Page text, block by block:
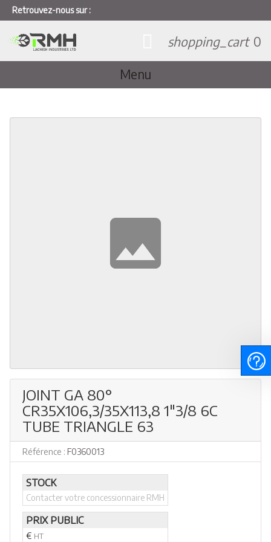
Retrouvez-nous sur :
Menu
shopping_cart 0
JOINT GA 80°
CR35X106,3/35X113,8 1"3/8 6C
TUBE TRIANGLE 63
Référence : F0360013
STOCK
Contacter votre concessionnaire RMH
PRIX PUBLIC
€ HT